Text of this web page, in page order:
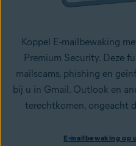
Koppel E-mailbewaking
Premium Security. Deze
mailscams, phishing en
bij u in Gmail, Outlook en
terechtkomen, ongeacht
Installeer Avast One met
E-mailbewaking op